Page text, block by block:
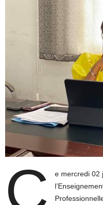
C
e mercredi 02